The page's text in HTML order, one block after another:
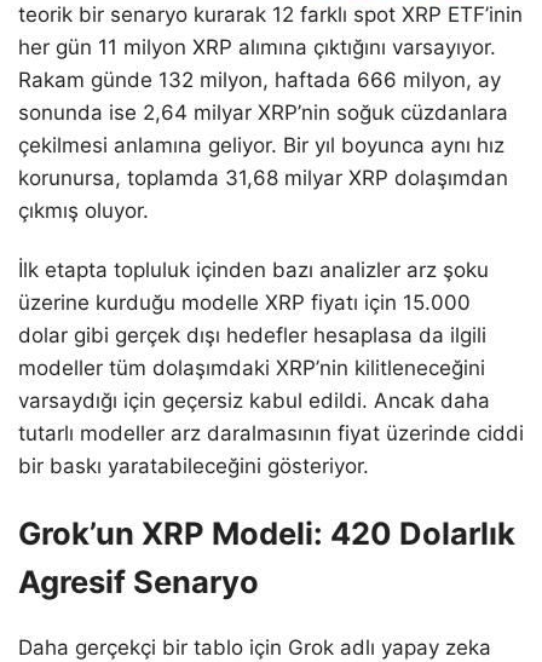
teorik bir senaryo kurarak 12 farklı spot XRP ETF’inin
her gün 11 milyon XRP alımına çıktığını varsayıyor.
Rakam günde 132 milyon, haftada 666 milyon, ay
sonunda ise 2,64 milyar XRP’nin soğuk cüzdanlara
çekilmesi anlamına geliyor. Bir yıl boyunca aynı hız
korunursa, toplamda 31,68 milyar XRP dolaşımdan
çıkmış oluyor.
İlk etapta topluluk içinden bazı analizler arz şoku
üzerine kurduğu modelle XRP fiyatı için 15.000
dolar gibi gerçek dışı hedefler hesaplasa da ilgili
modeller tüm dolaşımdaki XRP’nin kilitleneceğini
varsaydığı için geçersiz kabul edildi. Ancak daha
tutarlı modeller arz daralmasının fiyat üzerinde ciddi
bir baskı yaratabileceğini gösteriyor.
Grok’un XRP Modeli: 420 Dolarlık
Agresif Senaryo
Daha gerçekçi bir tablo için Grok adlı yapay zeka